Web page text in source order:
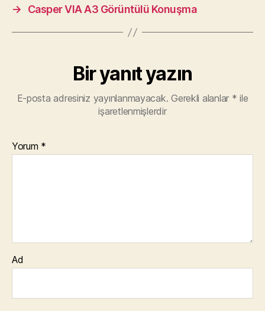
→
Casper VIA A3 Görüntülü Konuşma
Bir yanıt yazın
E-posta adresiniz yayınlanmayacak. Gerekli alanlar * ile
işaretlenmişlerdir
Yorum *
Ad